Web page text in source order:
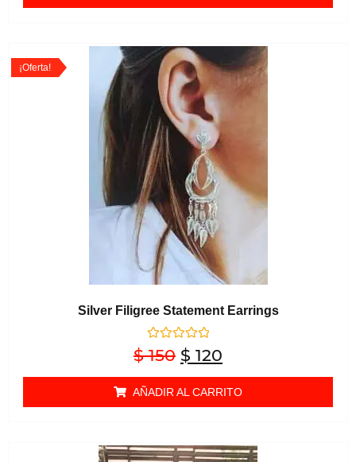
Silver Filigree Statement Earrings
Valorado en
0
¡Oferta!
$150 $ 120
AÑADIR AL CARRITO